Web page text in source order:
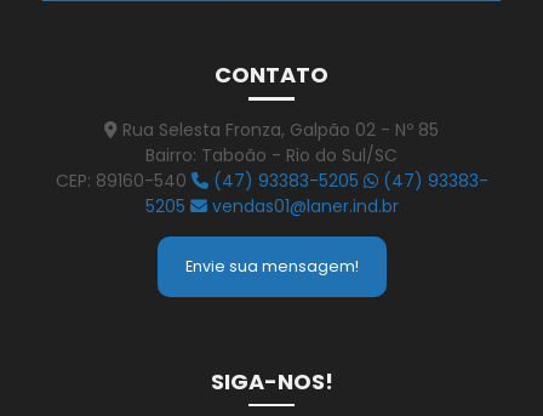
CONTATO
Rua Selesta Fronza, Galpão 02 - Nº 85
Bairro: Taboão - Rio do Sul/SC
CEP: 89160-540
(47) 93383-5205
(47) 93383-
5205
vendas01@laner.ind.br
Envie sua mensagem!
SIGA-NOS!